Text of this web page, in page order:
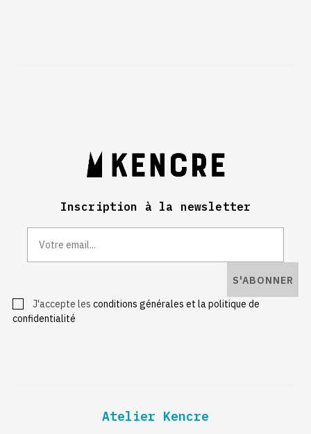
Inscription à la newsletter
S'ABONNER
J'accepte les conditions générales et la politique de
confidentialité
Atelier Kencre